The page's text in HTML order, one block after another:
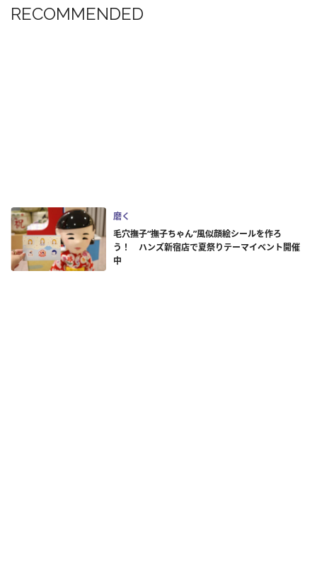
RECOMMENDED
磨く
毛穴撫子“撫子ちゃん”風似顔絵シールを作ろ
う！ ハンズ新宿店で夏祭りテーマイベント開催
中